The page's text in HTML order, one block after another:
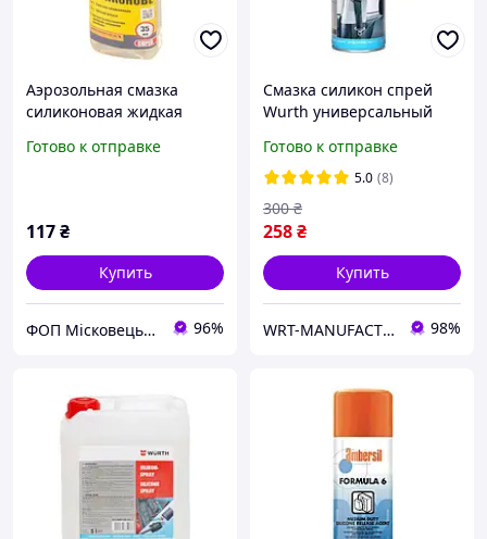
Аэрозольная смазка
силиконовая жидкая
Готово к отправке
117₴
Купить
ФОП Місковець О.Г. 96%
Смазка силикон спрей
Wurth универсальный
Готово к отправке
5.0 (8)
258₴
300 ₴
Купить
WRT-MANUFACTURING 98%